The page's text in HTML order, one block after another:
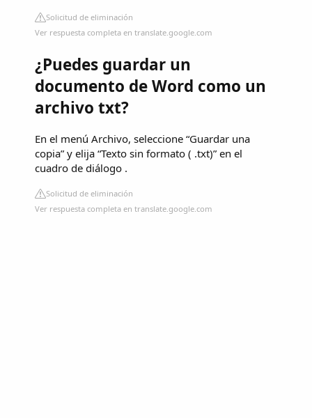
Solicitud de eliminación
Ver respuesta completa en translate.google.com
¿Puedes guardar un
documento de Word como un
archivo txt?
En el menú Archivo, seleccione “Guardar una
copia” y elija “Texto sin formato ( .txt)” en el
cuadro de diálogo .
Solicitud de eliminación
Ver respuesta completa en translate.google.com